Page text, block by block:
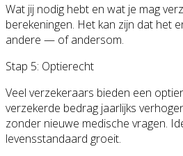
Wat jij nodig hebt en wat je mag
berekeningen. Het kan zijn dat het
andere — of andersom.
Stap 5: Optierecht
Veel verzekeraars bieden een
verzekerde bedrag jaarlijks
zonder nieuwe medische vragen.
levensstandaard groeit.